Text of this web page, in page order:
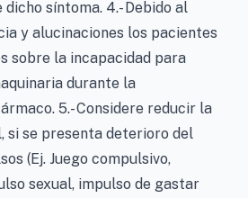
síntoma. 4.- Debido al
y alucinaciones los pacientes
sobre la incapacidad para
durante la
5.- Considere reducir la
si se presenta deterioro del
(Ej. Juego compulsivo,
sexual, impulso de gastar